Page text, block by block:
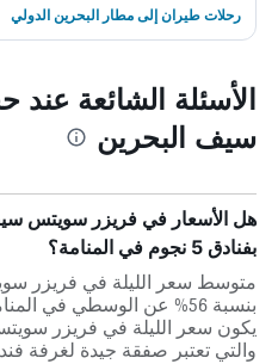
رحلات طيران إلى مطار البحرين الدولي
الأسئلة الشائعة
سيف البحرين
هل الأسعار في فريزر سويتس سيف
بفنادق 5 نجوم في المنامة؟
متوسط سعر الليلة في فريزر
والتي تعتبر صفقة جيدة لغرفة